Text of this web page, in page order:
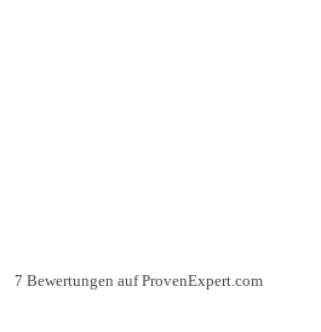
zu
7 Bewertungen auf ProvenExpert.com